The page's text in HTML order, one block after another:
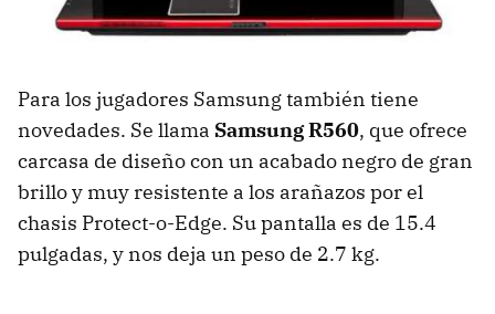
Para los jugadores Samsung también tiene
novedades. Se llama Samsung R560, que ofrece
carcasa de diseño con un acabado negro de gran
brillo y muy resistente a los arañazos por el
chasis Protect-o-Edge. Su pantalla es de 15.4
pulgadas, y nos deja un peso de 2.7 kg.